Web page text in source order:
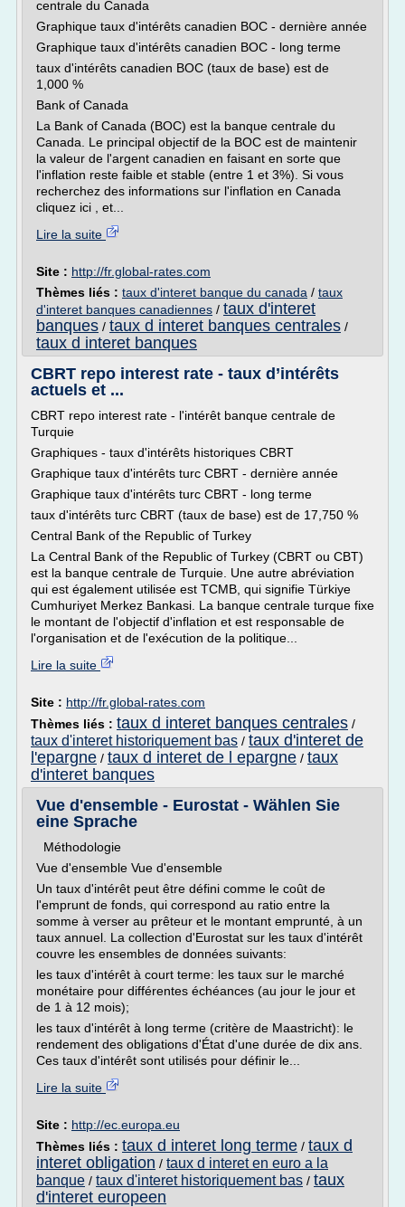
centrale du Canada
Graphique taux d'intérêts canadien BOC - dernière année
Graphique taux d'intérêts canadien BOC - long terme
taux d'intérêts canadien BOC (taux de base) est de
1,000 %
Bank of Canada
La Bank of Canada (BOC) est la banque centrale du
Canada. Le principal objectif de la BOC est de maintenir
la valeur de l'argent canadien en faisant en sorte que
l'inflation reste faible et stable (entre 1 et 3%). Si vous
recherchez des informations sur l'inflation en Canada
cliquez ici , et...
Lire la suite
Site : http://fr.global-rates.com
Thèmes liés : taux d'interet banque du canada / taux
d'interet banques canadiennes / taux d'interet
banques / taux d interet banques centrales /
taux d interet banques
CBRT repo interest rate - taux d’intérêts
actuels et ...
CBRT repo interest rate - l'intérêt banque centrale de
Turquie
Graphiques - taux d'intérêts historiques CBRT
Graphique taux d'intérêts turc CBRT - dernière année
Graphique taux d'intérêts turc CBRT - long terme
taux d'intérêts turc CBRT (taux de base) est de 17,750 %
Central Bank of the Republic of Turkey
La Central Bank of the Republic of Turkey (CBRT ou CBT)
est la banque centrale de Turquie. Une autre abréviation
qui est également utilisée est TCMB, qui signifie Türkiye
Cumhuriyet Merkez Bankasi. La banque centrale turque fixe
le montant de l'objectif d'inflation et est responsable de
l'organisation et de l'exécution de la politique...
Lire la suite
Site : http://fr.global-rates.com
Thèmes liés : taux d interet banques centrales /
taux d'interet historiquement bas / taux d'interet de
l'epargne / taux d interet de l epargne / taux
d'interet banques
Vue d'ensemble - Eurostat - Wählen Sie
eine Sprache
Méthodologie
Vue d'ensemble Vue d'ensemble
Un taux d'intérêt peut être défini comme le coût de
l'emprunt de fonds, qui correspond au ratio entre la
somme à verser au prêteur et le montant emprunté, à un
taux annuel. La collection d'Eurostat sur les taux d'intérêt
couvre les ensembles de données suivants:
les taux d'intérêt à court terme: les taux sur le marché
monétaire pour différentes échéances (au jour le jour et
de 1 à 12 mois);
les taux d'intérêt à long terme (critère de Maastricht): le
rendement des obligations d'État d'une durée de dix ans.
Ces taux d'intérêt sont utilisés pour définir le...
Lire la suite
Site : http://ec.europa.eu
Thèmes liés : taux d interet long terme / taux d
interet obligation / taux d interet en euro a la
banque / taux d'interet historiquement bas / taux
d'interet europeen